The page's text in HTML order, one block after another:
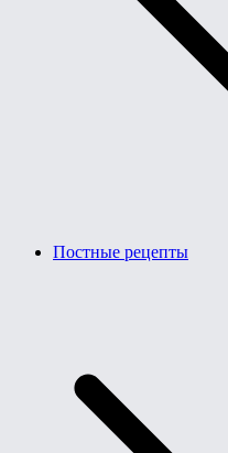
Постные рецепты